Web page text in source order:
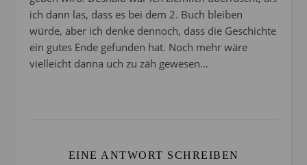
ich dann las, dass es bei dem 2. Buch bleiben
würde, aber ich denke dennoch, dass die Geschichte
ein gutes Ende gefunden hat. Noch mehr wäre
vielleicht danna uch zu zäh gewesen…
EINE ANTWORT SCHREIBEN